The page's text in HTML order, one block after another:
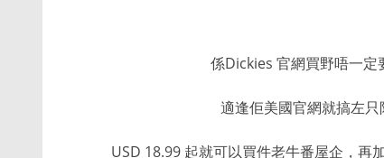
係Dickies 官網買野唔一
適逢佢美國官網就搞左
USD 18.99 起就可以買件老牛番屋企，